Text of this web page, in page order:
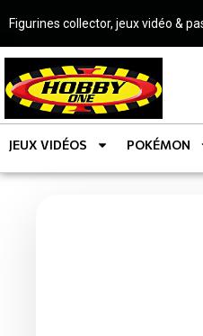
Figurines collector, jeux vidéo &
JEUX VIDÉOS POKÉMON